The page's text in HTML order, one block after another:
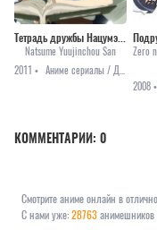
Тетрадь дружбы Нацумэ (третий сезон)
Natsume Yuujinchou San
2011 •
Аниме сериалы / Драма / Комедия / Мистика / Сёдзё
Zero
2008 •
КОММЕНТАРИИ: 0
Смотрите аниме онлайн в
С нами уже:28763анимешников